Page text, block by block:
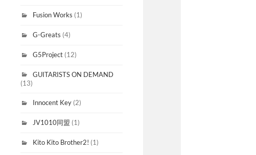
Fusion Works (1)
G-Greats (4)
G5Project (12)
GUITARISTS ON DEMAND
(13)
Innocent Key (2)
JV1010同盟 (1)
Kito Kito Brother2! (1)